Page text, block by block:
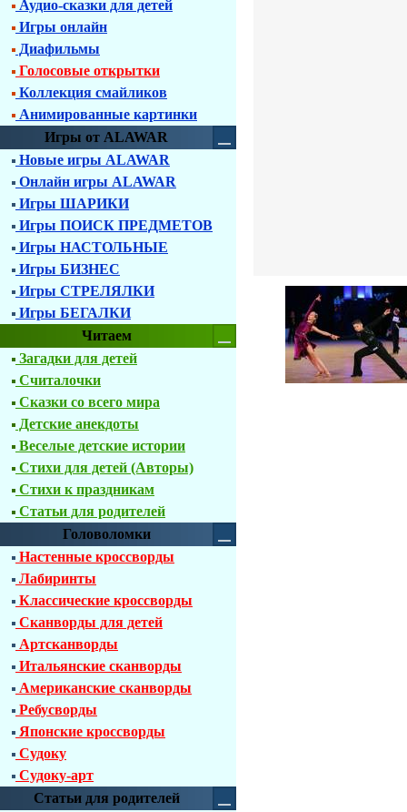
Аудио-сказки для детей
Игры онлайн
Диафильмы
Голосовые открытки
Коллекция смайликов
Анимированные картинки
Игры от ALAWAR
Новые игры ALAWAR
Онлайн игры ALAWAR
Игры ШАРИКИ
Игры ПОИСК ПРЕДМЕТОВ
Игры НАСТОЛЬНЫЕ
Игры БИЗНЕС
Игры СТРЕЛЯЛКИ
Игры БЕГАЛКИ
Читаем
Загадки для детей
Считалочки
Сказки со всего мира
Детские анекдоты
Веселые детские истории
Стихи для детей (Авторы)
Стихи к праздникам
Статьи для родителей
Головоломки
Настенные кроссворды
Лабиринты
Классические кроссворды
Сканворды для детей
Артсканворды
Итальянские сканворды
Американские сканворды
Ребусворды
Японские кроссворды
Судоку
Судоку-арт
Статьи для родителей